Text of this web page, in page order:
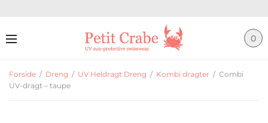
0
Forside / Dreng / UV Heldragt Dreng / Kombi dragter / Combi
UV-dragt – taupe